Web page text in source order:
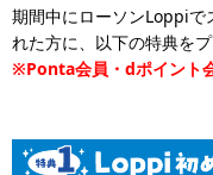
期間中にローソンLoppiで
れた方に、以下の特典を
※Ponta会員・dポイント